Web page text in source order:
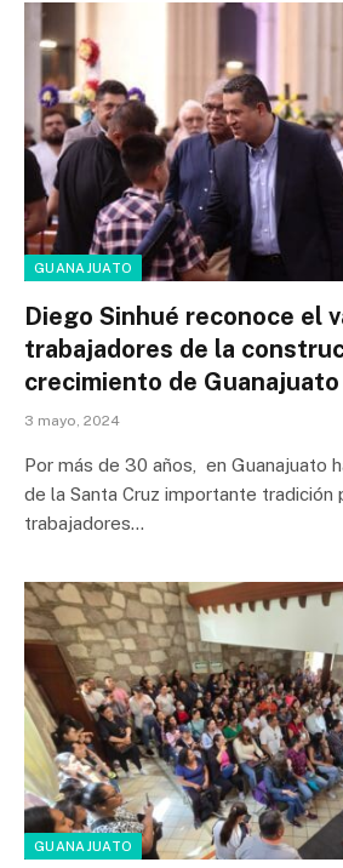
GUANAJUATO
Diego Sinhué reconoce el
trabajadores de la
crecimiento de Guanajuato
3 mayo, 2024
Por más de 30 años, en Guanajuato
de la Santa Cruz importante tradición
trabajadores…
GUANAJUATO